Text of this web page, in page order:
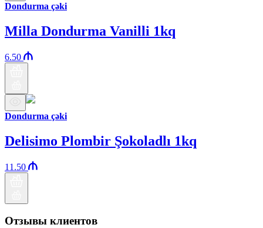
Dondurma çəki
Milla Dondurma Vanilli 1kq
6.50
Dondurma çəki
Delisimo Plombir Şokoladlı 1kq
11.50
Отзывы клиентов